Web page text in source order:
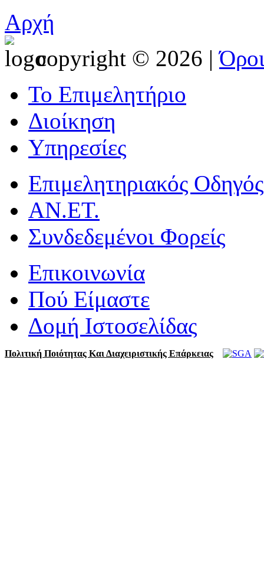
Αρχή
copyright © 2026 |
Το Επιμελητήριο
Διοίκηση
Υπηρεσίες
Επιμελητηριακός Οδηγός
ΑΝ.ΕΤ.
Συνδεδεμένοι Φορείς
Επικοινωνία
Πού Είμαστε
Δομή Ιστοσελίδας
Πολιτική Ποιότητας Και Διαχειριστικής Επάρκειας